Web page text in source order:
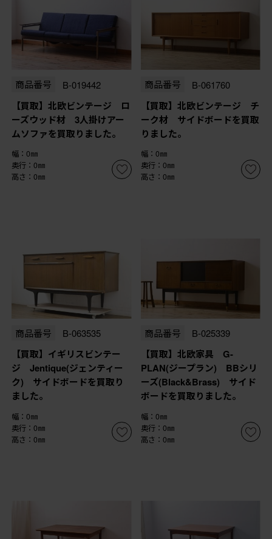
商品番号 B-019442
【買取】北欧ビンテージ ロ
ーズウッド材 3人掛けアー
ムソファを買取りました。
幅：0㎜
奥行：0㎜
高さ：0㎜
商品番号 B-061760
【買取】北欧ビンテージ チ
ーク材 サイドボードを買取
りました。
幅：0㎜
奥行：0㎜
高さ：0㎜
商品番号 B-063535
【買取】イギリスビンテー
ジ Jentique(ジェンティー
ク) サイドボードを買取り
ました。
幅：0㎜
奥行：0㎜
高さ：0㎜
商品番号 B-025339
【買取】北欧家具 G-
PLAN(ジープラン) BBシリ
ーズ(Black&Brass) サイド
ボードを買取りました。
幅：0㎜
奥行：0㎜
高さ：0㎜